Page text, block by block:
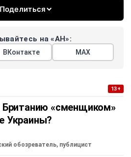
Поделиться
на «АН»:
ВКонтакте МАХ
13+
Британию «сменщиком»
Украины?
обозреватель, публицист